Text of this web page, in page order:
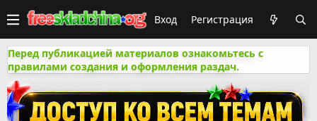
Вход Регистрация
Перед публикацией материалов ознакомьтесь с
правилами создания и оформления раздач.